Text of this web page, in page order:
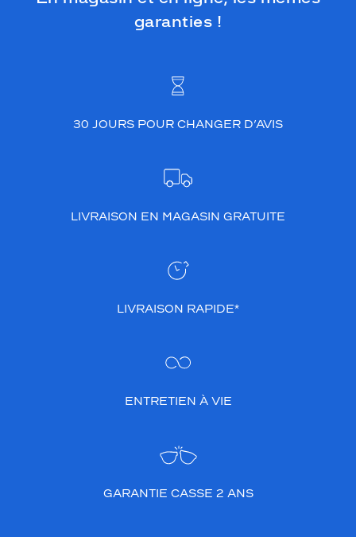
garanties !
30 JOURS POUR CHANGER D’AVIS
LIVRAISON EN MAGASIN GRATUITE
LIVRAISON RAPIDE*
ENTRETIEN À VIE
GARANTIE CASSE 2 ANS